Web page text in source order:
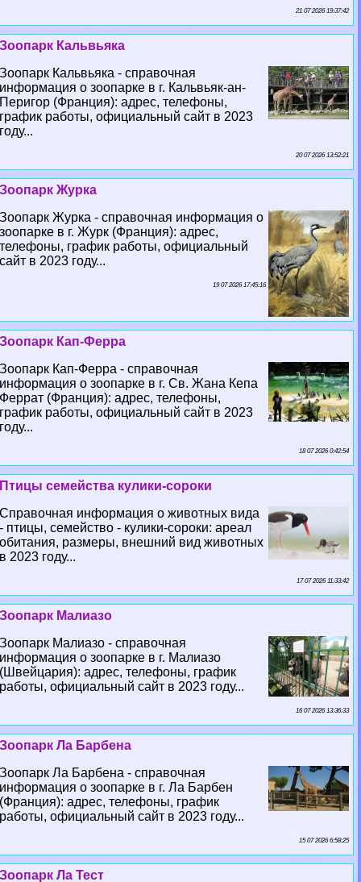
21 07 2026 19:37:42
Зоопарк Кальвьяка
Зоопарк Кальвьяка - справочная
информация о зоопарке в г. Кальвьяк-ан-
Перигор (Франция): адрес, телефоны,
график работы, официальный сайт в 2023
году...
20 07 2026 13:52:21
Зоопарк Журка
Зоопарк Журка - справочная информация о
зоопарке в г. Журк (Франция): адрес,
телефоны, график работы, официальный
сайт в 2023 году...
19 07 2026 17:45:16
Зоопарк Кап-Ферра
Зоопарк Кап-Ферра - справочная
информация о зоопарке в г. Св. Жана Кепа
Феррат (Франция): адрес, телефоны,
график работы, официальный сайт в 2023
году...
18 07 2026 0:42:54
Птицы семейства кулики-сороки
Справочная информация о животных вида
- птицы, семейство - кулики-сороки: ареал
обитания, размеры, внешний вид животных
в 2023 году...
17 07 2026 11:33:42
Зоопарк Малиазо
Зоопарк Малиазо - справочная
информация о зоопарке в г. Малиазо
(Швейцария): адрес, телефоны, график
работы, официальный сайт в 2023 году...
16 07 2026 13:36:33
Зоопарк Ла Барбена
Зоопарк Ла Барбена - справочная
информация о зоопарке в г. Ла Барбен
(Франция): адрес, телефоны, график
работы, официальный сайт в 2023 году...
15 07 2026 6:58:25
Зоопарк Ла Тест